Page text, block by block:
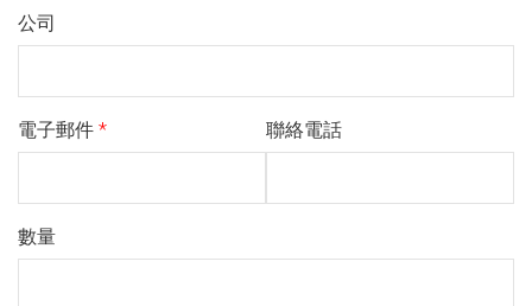
公司
電子郵件 * 聯絡電話
數量